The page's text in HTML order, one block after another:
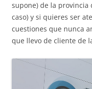
supone) de la provincia
caso) y si quieres ser
cuestiones que nunca
que llevo de cliente de